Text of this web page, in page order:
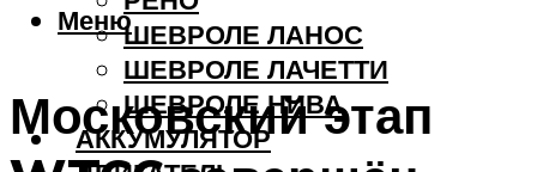
ШЕВРОЛЕ ЛАНОС
ШЕВРОЛЕ ЛАЧЕТТИ
ШЕВРОЛЕ НИВА
АККУМУЛЯТОР
Меню
Московский этап